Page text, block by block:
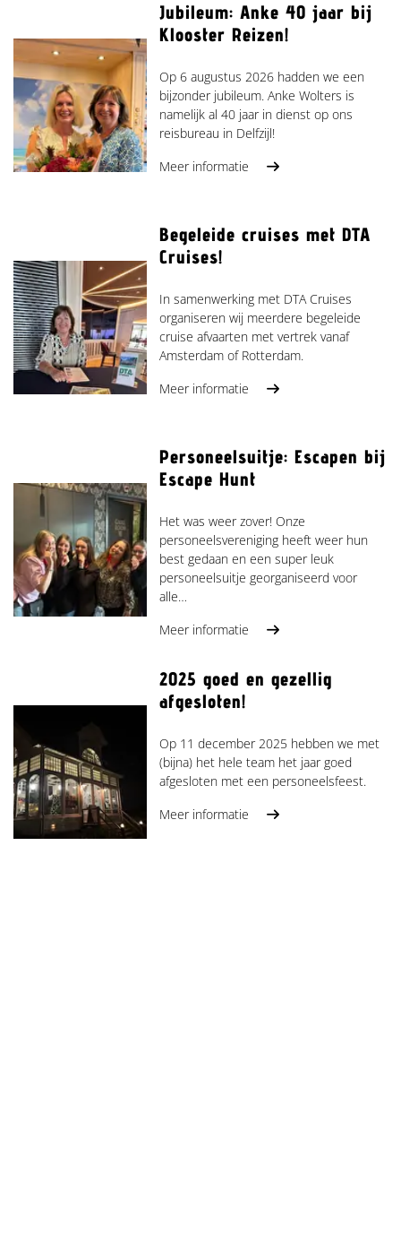
Jubileum: Anke 40 jaar bij
Klooster Reizen!
Op 6 augustus 2026 hadden we een
bijzonder jubileum. Anke Wolters is
namelijk al 40 jaar in dienst op ons
reisbureau in Delfzijl!
Meer informatie
Begeleide cruises met DTA
Cruises!
In samenwerking met DTA Cruises
organiseren wij meerdere begeleide
cruise afvaarten met vertrek vanaf
Amsterdam of Rotterdam.
Meer informatie
Personeelsuitje: Escapen bij
Escape Hunt
Het was weer zover! Onze
personeelsvereniging heeft weer hun
best gedaan en een super leuk
personeelsuitje georganiseerd voor
alle…
Meer informatie
2025 goed en gezellig
afgesloten!
Op 11 december 2025 hebben we met
(bijna) het hele team het jaar goed
afgesloten met een personeelsfeest.
Meer informatie